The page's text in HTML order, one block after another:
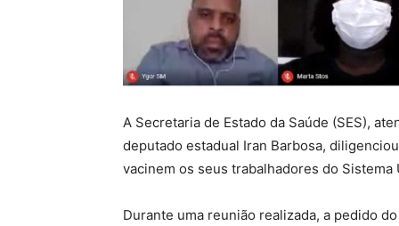
A Secretaria de Estado da Saúde (SES),
deputado estadual Iran Barbosa,
vacinem os seus trabalhadores do
Durante uma reunião realizada, a pedido